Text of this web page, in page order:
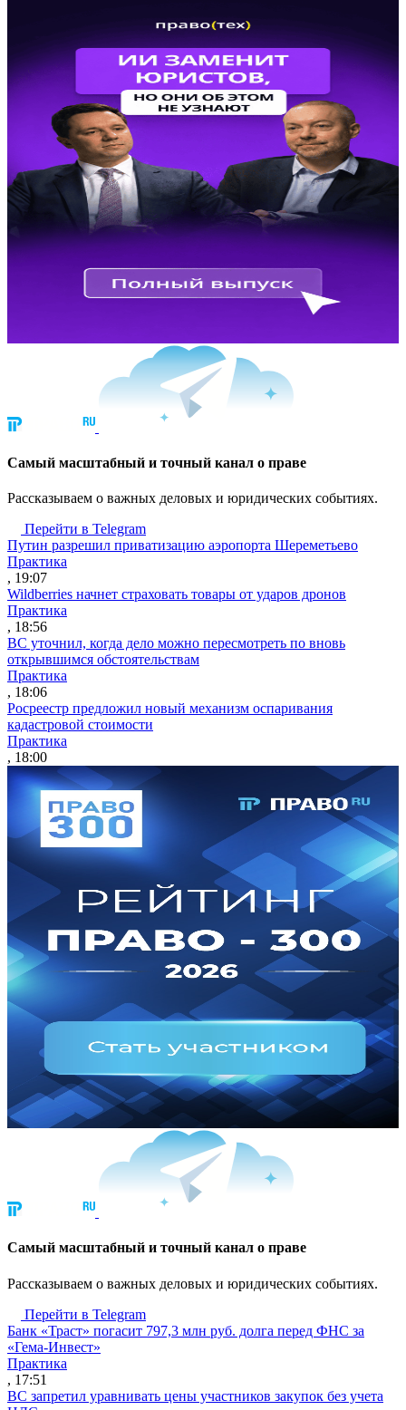
Cамый масштабный и точный канал о праве
Рассказываем о важных деловых и юридических событиях.
Перейти в Telegram
Путин разрешил приватизацию аэропорта Шереметьево
Практика
, 19:07
Wildberries начнет страховать товары от ударов дронов
Практика
, 18:56
ВС уточнил, когда дело можно пересмотреть по вновь
открывшимся обстоятельствам
Практика
, 18:06
Росреестр предложил новый механизм оспаривания
кадастровой стоимости
Практика
, 18:00
Cамый масштабный и точный канал о праве
Рассказываем о важных деловых и юридических событиях.
Перейти в Telegram
Банк «Траст» погасит 797,3 млн руб. долга перед ФНС за
«Гема-Инвест»
Практика
, 17:51
ВС запретил уравнивать цены участников закупок без учета